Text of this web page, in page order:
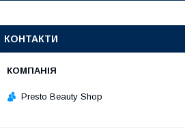
КОНТАКТИ
Presto Beauty Shop